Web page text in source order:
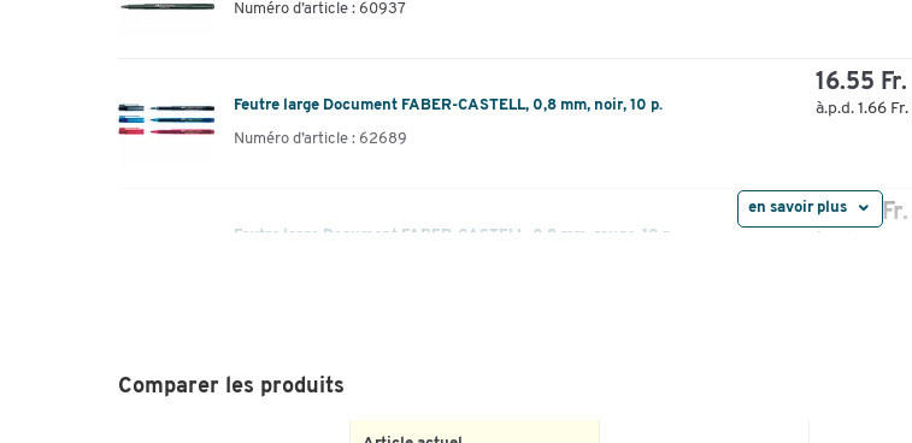
Numéro d’article : 60937
Feutre large Document FABER-CASTELL, 0,8 mm, noir, 10 p.
Numéro d’article : 62689
16.55 Fr.
à.p.d. 1.66 Fr.
Feutre large Document FABER-CASTELL, 0,8 mm, rouge, 10 p.
25.10 Fr.
à.p.d.
Numéro d’article : 62694
en savoir plus
Comparer les produits